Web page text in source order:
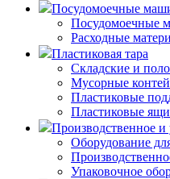
Посудомоечные
Посудомоечные
Расходные
Пластиковая тара
Складские и
Мусорные
Пластиковые
Пластиковые
Производственное и
Оборудование
Упаковочное